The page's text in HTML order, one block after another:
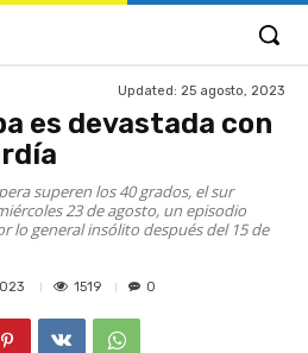
Updated: 25 agosto, 2023
es devastada con
superen los 40 grados, el sur
23 de agosto, un episodio
lo general insólito después del 15 de
1519 0